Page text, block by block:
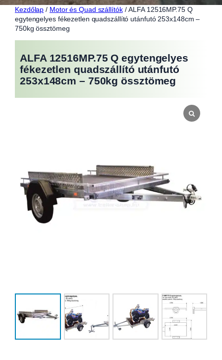
Kezdőlap / Motor és Quad szállítók/ ALFA 12516MP.75 Q
egytengelyes fékezetlen quadszállító utánfutó 253x148cm –
750kg össztömeg
ALFA 12516MP.75 Q egytengelyes
fékezetlen quadszállító utánfutó
253x148cm – 750kg össztömeg